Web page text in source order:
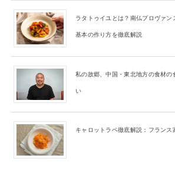
ラタトゥイユとは？南仏プロヴァン
基本の作り方を徹底解説
私の故郷、中国・東北地方の食材の
い
キャロットラペ徹底解説：フランス